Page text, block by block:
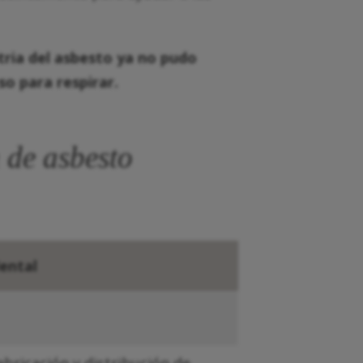
del asbesto ya no pudo
para respirar.
asbesto